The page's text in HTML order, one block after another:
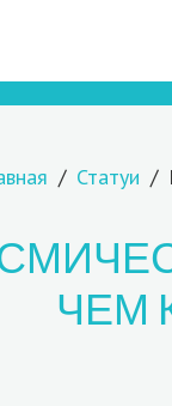
Статуи
ЧЕМ